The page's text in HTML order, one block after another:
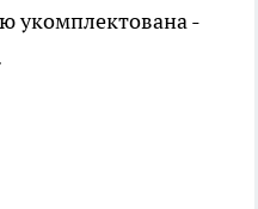
укомплектована -